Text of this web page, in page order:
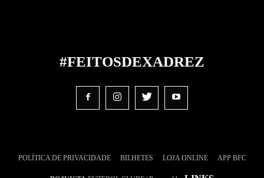
#FEITOSDEXADREZ
POLÍTICA DE PRIVACIDADE BILHETES LOJA ONLINE APP BFC